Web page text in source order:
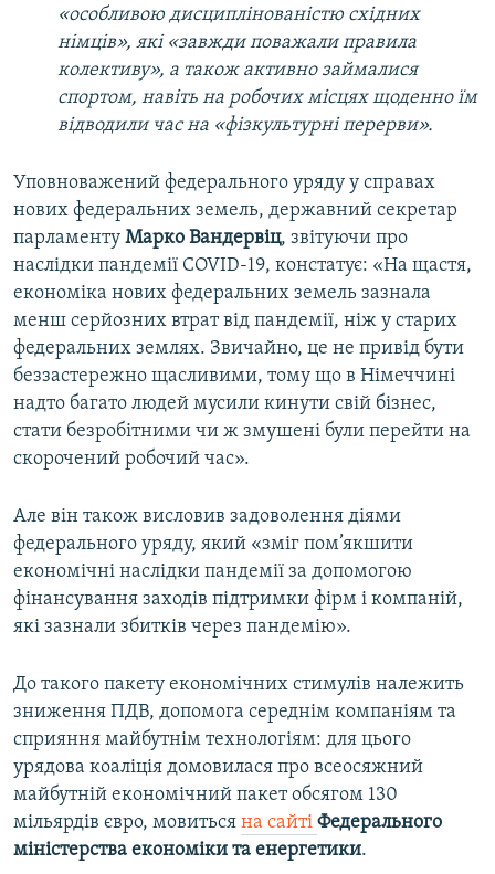
«особливою дисциплінованістю східних
німців», які «завжди поважали правила
колективу», а також активно займалися
спортом, навіть на робочих місцях щоденно їм
відводили час на «фізкультурні перерви».
Уповноважений федерального уряду у справах
нових федеральних земель, державний секретар
парламенту Марко Вандервіц, звітуючи про
наслідки пандемії COVID-19, констатує: «На щастя,
економіка нових федеральних земель зазнала
менш серйозних втрат від пандемії, ніж у старих
федеральних землях. Звичайно, це не привід бути
беззастережно щасливими, тому що в Німеччині
надто багато людей мусили кинути свій бізнес,
стати безробітними чи ж змушені були перейти на
скорочений робочий час».
Але він також висловив задоволення діями
федерального уряду, який «зміг пом’якшити
економічні наслідки пандемії за допомогою
фінансування заходів підтримки фірм і компаній,
які зазнали збитків через пандемію».
До такого пакету економічних стимулів належить
зниження ПДВ, допомога середнім компаніям та
сприяння майбутнім технологіям: для цього
урядова коаліція домовилася про всеосяжний
майбутній економічний пакет обсягом 130
мільярдів євро, мовиться на сайті Федерального
міністерства економіки та енергетики.